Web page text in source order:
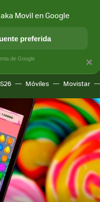
APLICACIONES
Móviles Movistar
×
Movil en Google
preferida
de Google